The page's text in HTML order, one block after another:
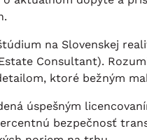
na Slovenskej
Consultant).
ktoré bežným
úspešným
bezpečnosť